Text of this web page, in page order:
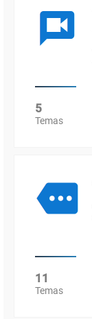
5
Temas
11
Temas